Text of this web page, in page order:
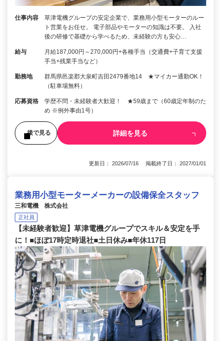
仕事内容
草津電機グループの安定企業で、業務用小型モーターのルー
ト営業をお任せ。 電子部品やモーターの知識は不要。 入社
後の研修で基礎から学べるため、未経験の方も安心…
給与
月給187,000円～270,000円+各種手当（交通費+子育て支援
手当+残業手当など）
勤務地
群馬県邑楽郡大泉町吉田2479番地14 ★マイカー通勤OK！
（駐車場無料）
応募資格
学歴不問・未経験者大歓迎！ ★59歳まで（60歳定年制のた
め ※例外事由1号）
後で見る 詳細を見る
更新日： 2026/07/16 掲載終了日： 2027/01/01
業務用小型モーターメーカーの設備保全スタッフ
三和電機 株式会社
正社員
【未経験者歓迎】草津電機グループでスキル＆安定を手
に！■ほぼ17時定時退社■土日休み■年休117日